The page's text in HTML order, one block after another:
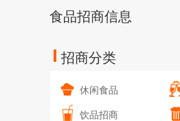
食品招商信息
招商分类
休闲食品
饮品招商